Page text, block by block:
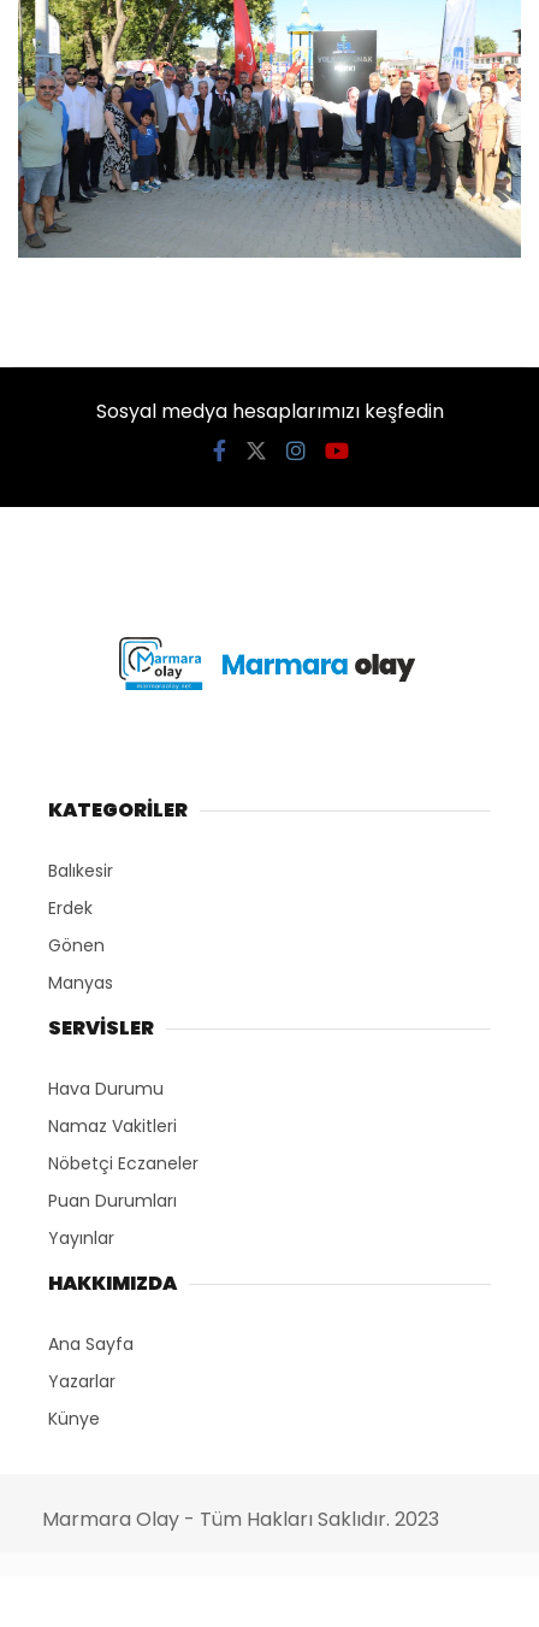
Sosyal medya hesaplarımızı keşfedin
KATEGORİLER
Balıkesir
Erdek
Gönen
Manyas
SERVİSLER
Hava Durumu
Namaz Vakitleri
Nöbetçi Eczaneler
Puan Durumları
Yayınlar
HAKKIMIZDA
Ana Sayfa
Yazarlar
Künye
Marmara Olay - Tüm Hakları Saklıdır. 2023